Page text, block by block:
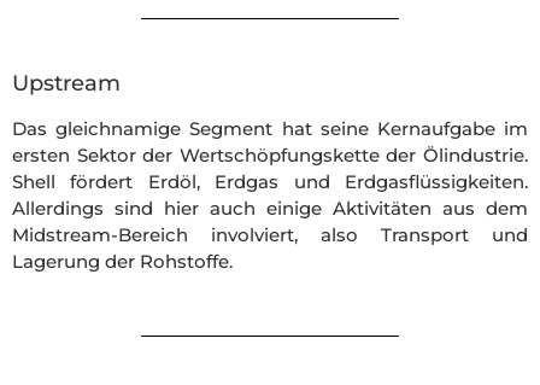
Upstream
Das gleichnamige Segment hat seine Kernaufgabe im
ersten Sektor der Wertschöpfungskette der Ölindustrie.
Shell fördert Erdöl, Erdgas und Erdgasflüssigkeiten.
Allerdings sind hier auch einige Aktivitäten aus dem
Midstream-Bereich involviert, also Transport und
Lagerung der Rohstoffe.